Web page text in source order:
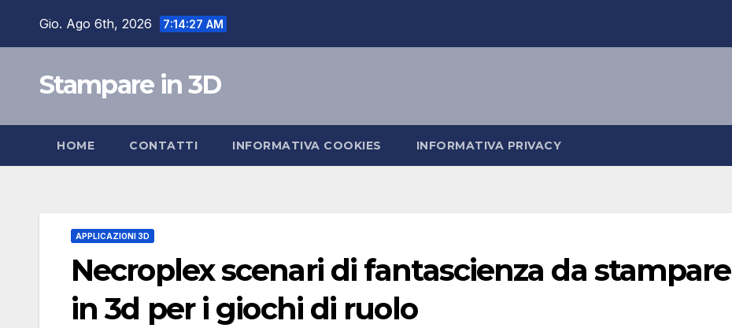
Gio. Ago 6th, 2026 7:14:28 AM
Stampare in 3D
HOME CONTATTI INFORMATIVA COOKIES INFORMATIVA PRIVACY
APPLICAZIONI 3D
Necroplex scenari di fantascienza da stampare
in 3d per i giochi di ruolo